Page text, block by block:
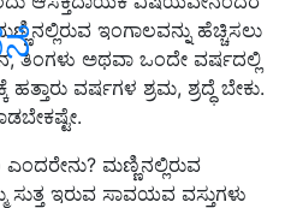
ಇಂಗಾಲವನ್ನು ಹೆಚ್ಚಿಸಲು
ತಿಂಗಳು ಅಥವಾ ಒಂದೇ ವರ್ಷದಲ್ಲಿ
ವರ್ಷಗಳ ಶ್ರಮ, ಶ್ರದ್ಧೆ ಬೇಕು.
ಮಣ್ಣಿನಲ್ಲಿರುವ
ಇರುವ ಸಾವಯವ ವಸ್ತುಗಳು